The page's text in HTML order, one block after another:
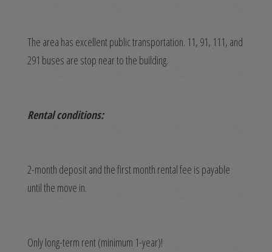
The area has excellent public transportation. 11, 91, 111, and
291 buses are stop near to the building.
Rental conditions:
2-month deposit and the first month rental fee is payable
until the move in.
Only long-term rent (minimum 1-year)!